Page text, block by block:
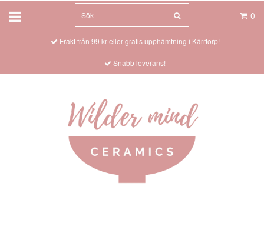
0
Frakt från 99 kr eller gratis upphämtning i Kärrtorp!
Snabb leverans!